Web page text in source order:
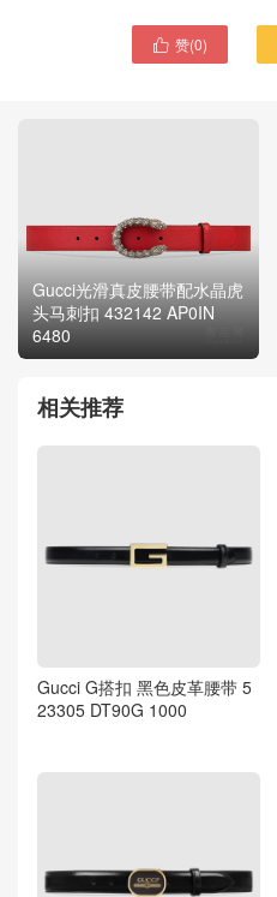
 赞(0)
Gucci光滑真皮腰带配水晶虎
头马刺扣 432142 AP0IN
6480
相关推荐
Gucci G搭扣 黑色皮革腰带 5
23305 DT90G 1000